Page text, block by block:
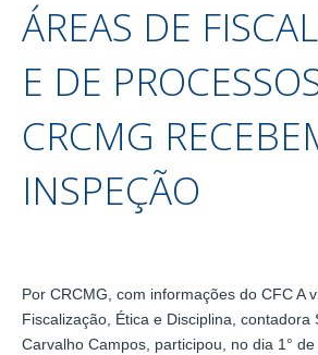
ÁREAS DE
E DE
CRCMG
INSPEÇÃO
Por CRCMG, com informações do CFC A
Fiscalização, Ética e Disciplina, contadora
Carvalho Campos, participou, no dia 1°